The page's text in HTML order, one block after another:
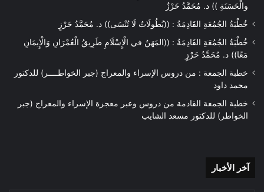
والْحَسَنَةِ )) د. مُحَمَّدُ حَرْزٌ
خُطْبَةُ الجُمُعَةِ القَادِمَةُ : ((بُطُولَاتٌ لَا تُنْسَى)) د. مُحَمَّدُ حَرْزٍ
خُطْبَةُ الجُمُعَةِ القَادِمَةُ : ((المَهَنُ في الْإِسْلَامِ طَرِيقُ الْعُمْرَانِ وَالْإِيمَانِ
مَعًا)) د. مُحَمَّدُ حَرْزٍ
خطبة الجمعة : من دروس الإسراء والمعراج (جبر الخواطــــر) للدكتور
محمد داود
خطبة الجمعة القادمة من دروس وعبر معجزة الإسراء والمعراج (جبر
الخواطر) للدكتور مسعد الشايب
آخر الأخبار